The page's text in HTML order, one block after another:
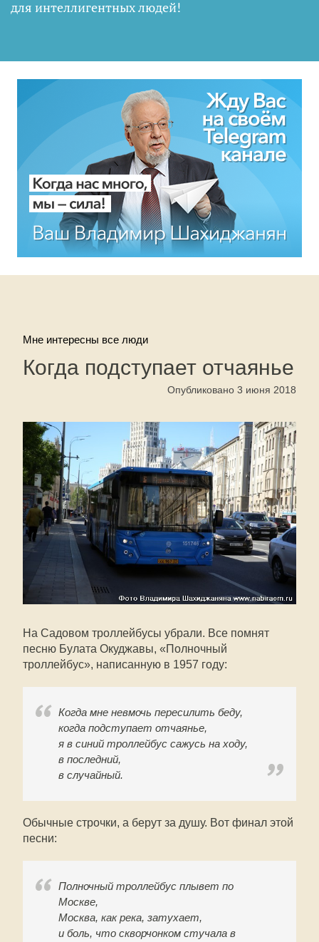
для интеллигентных людей!
Мне интересны все люди
Когда подступает отчаянье
Опубликовано 3 июня 2018
На Садовом троллейбусы убрали. Все помнят
песню Булата Окуджавы, «Полночный
троллейбус», написанную в 1957 году:
Когда мне невмочь пересилить беду,
когда подступает отчаянье,
я в синий троллейбус сажусь на ходу,
в последний,
в случайный.
Обычные строчки, а берут за душу. Вот финал этой
песни:
Полночный троллейбус плывет по
Москве,
Москва, как река, затухает,
и боль, что скворчонком стучала в